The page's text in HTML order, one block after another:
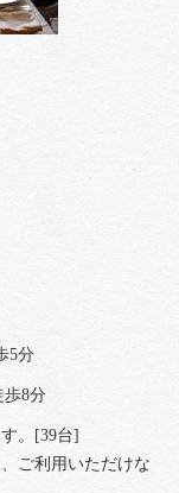
分
8分
。[39台]
用いただけな